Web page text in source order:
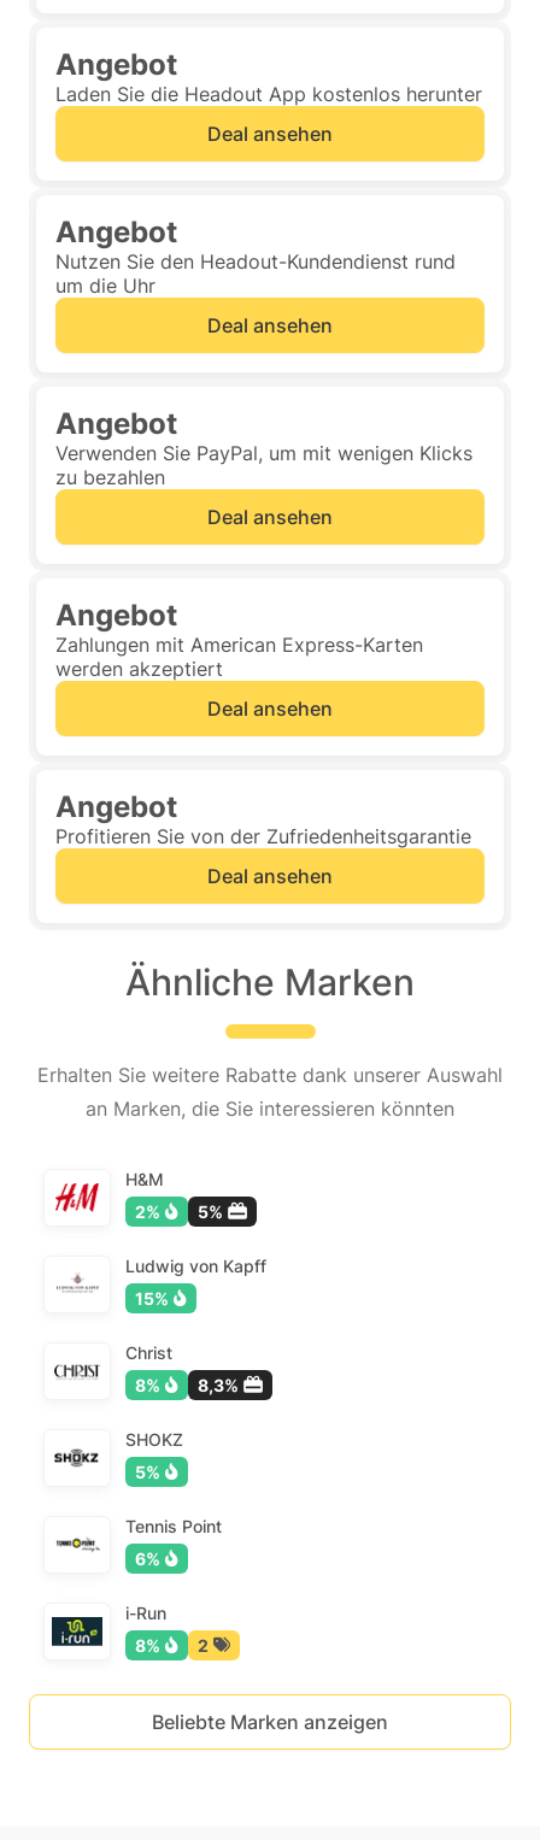
Angebot
Laden Sie die Headout App kostenlos herunter
Deal ansehen
Angebot
Nutzen Sie den Headout-Kundendienst rund
um die Uhr
Deal ansehen
Angebot
Verwenden Sie PayPal, um mit wenigen Klicks
zu bezahlen
Deal ansehen
Angebot
Zahlungen mit American Express-Karten
werden akzeptiert
Deal ansehen
Angebot
Profitieren Sie von der Zufriedenheitsgarantie
Deal ansehen
Ähnliche Marken
Erhalten Sie weitere Rabatte dank unserer Auswahl
an Marken, die Sie interessieren könnten
H&M
2%
5%
Ludwig von Kapff
15%
Christ
8%
8,3%
SHOKZ
5%
Tennis Point
6%
i-Run
8%
2
Beliebte Marken anzeigen